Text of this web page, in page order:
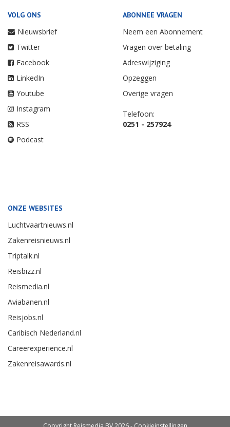
VOLG ONS
Nieuwsbrief
Twitter
Facebook
LinkedIn
Youtube
Instagram
RSS
Podcast
ABONNEE VRAGEN
Neem een Abonnement
Vragen over betaling
Adreswijziging
Opzeggen
Overige vragen
Telefoon:
0251 - 257924
ONZE WEBSITES
Luchtvaartnieuws.nl
Zakenreisnieuws.nl
Triptalk.nl
Reisbizz.nl
Reismedia.nl
Aviabanen.nl
Reisjobs.nl
Caribisch Nederland.nl
Careerexperience.nl
Zakenreisawards.nl